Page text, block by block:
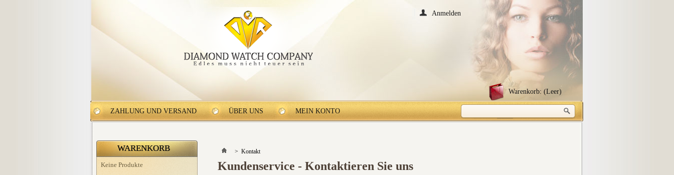
Warenkorb: (Leer)
Anmelden
ZAHLUNG UND VERSAND ÜBER UNS MEIN KONTO
WARENKORB
Keine Produkte
> Kontakt
Kundenservice - Kontaktieren Sie uns